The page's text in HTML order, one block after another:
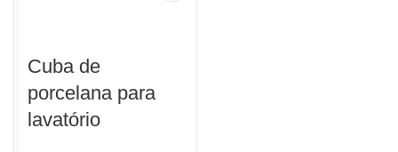
Cuba de
porcelana para
lavatório